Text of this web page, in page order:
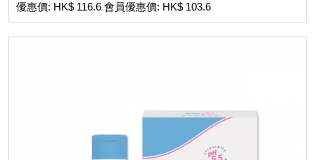
優惠價: HK$ 116.6 會員優惠價: HK$ 103.6